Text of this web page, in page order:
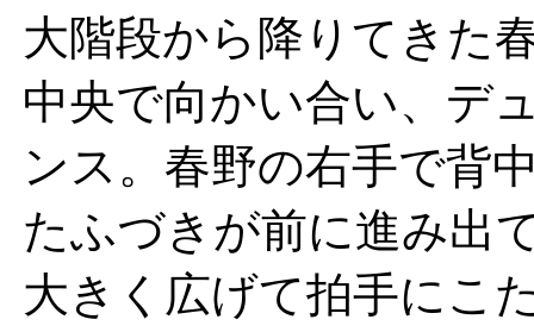
大階段から降りてきた
中央で向かい合い、デ
ンス。春野の右手で背
たふづきが前に進み出
大きく広げて拍手にこ